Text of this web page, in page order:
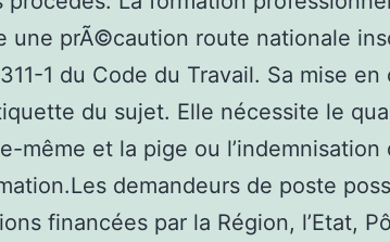
une prÃ©caution route nationale
1 du Code du Travail. Sa mise
du sujet. Elle nécessite le
même et la pige ou l’indemnisation
demandeurs de poste
financées par la Région, l’Etat,